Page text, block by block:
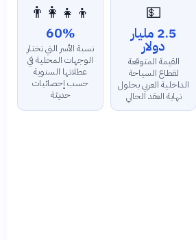
💵
2.5 مليار
دولار
القيمة المتوقعة
لقطاع السياحة
الداخلية العربي بحلول
نهاية العقد الحالي
👨‍👩‍👧‍👦
60%
نسبة الأسر التي تختار
الوجهات المحلية في
عطلاتها السنوية
حسب إحصائيات
حديثة